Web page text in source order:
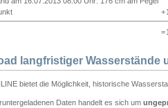
+
=
langfristiger Wasserstände
bietet die Möglichkeit, historische
Daten handelt es sich um